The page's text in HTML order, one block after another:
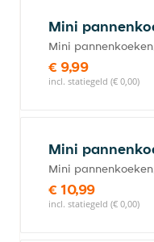
Mini
Mini
€ 9,99
incl. statiegeld (€ 0,00)
Mini
Mini
€ 10,99
incl. statiegeld (€ 0,00)